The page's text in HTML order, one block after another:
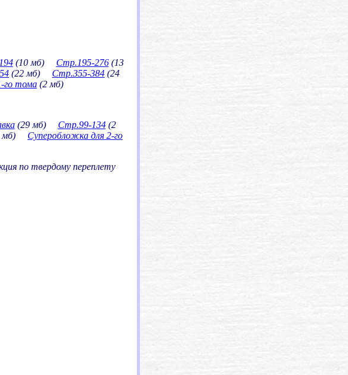
(10 мб) Стр.195-276(13
(22 мб) Стр.355-384 (24
го тома(2 мб)
(29 мб) Стр.99-134(2
мб) Суперобложка для 2-го
по твердому переплету